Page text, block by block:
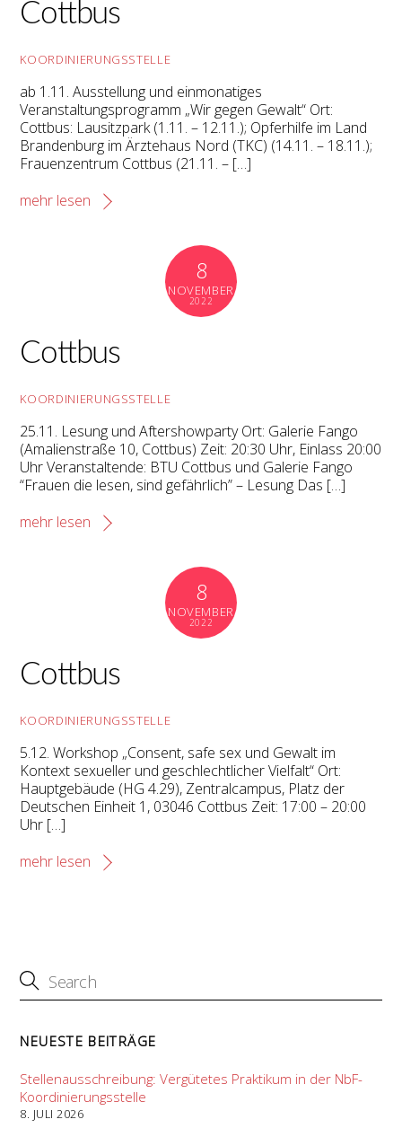
Cottbus
KOORDINIERUNGSSTELLE
ab 1.11. Ausstellung und einmonatiges
Veranstaltungsprogramm „Wir gegen Gewalt“ Ort:
Cottbus: Lausitzpark (1.11. – 12.11.); Opferhilfe im Land
Brandenburg im Ärztehaus Nord (TKC) (14.11. – 18.11.);
Frauenzentrum Cottbus (21.11. – […]
mehr lesen
8
NOVEMBER
2022
Cottbus
KOORDINIERUNGSSTELLE
25.11. Lesung und Aftershowparty Ort: Galerie Fango
(Amalienstraße 10, Cottbus) Zeit: 20:30 Uhr, Einlass 20:00
Uhr Veranstaltende: BTU Cottbus und Galerie Fango
“Frauen die lesen, sind gefährlich” – Lesung Das […]
mehr lesen
8
NOVEMBER
2022
Cottbus
KOORDINIERUNGSSTELLE
5.12. Workshop „Consent, safe sex und Gewalt im
Kontext sexueller und geschlechtlicher Vielfalt“ Ort:
Hauptgebäude (HG 4.29), Zentralcampus, Platz der
Deutschen Einheit 1, 03046 Cottbus Zeit: 17:00 – 20:00
Uhr […]
mehr lesen
NEUESTE BEITRÄGE
Stellenausschreibung: Vergütetes Praktikum in der NbF-
Koordinierungsstelle
8. JULI 2026